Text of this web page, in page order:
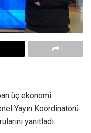
üç ekonomi
Yayın Koordinatörü
yanıtladı.